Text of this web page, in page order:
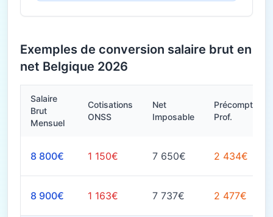
Exemples de conversion salaire brut en
net Belgique 2026
Salaire
Brut
Mensuel
Cotisations
ONSS
Net
Imposable
Précompte
Prof.
8 800€ 1 150€ 7 650€ 2 434€
8 900€ 1 163€ 7 737€ 2 477€